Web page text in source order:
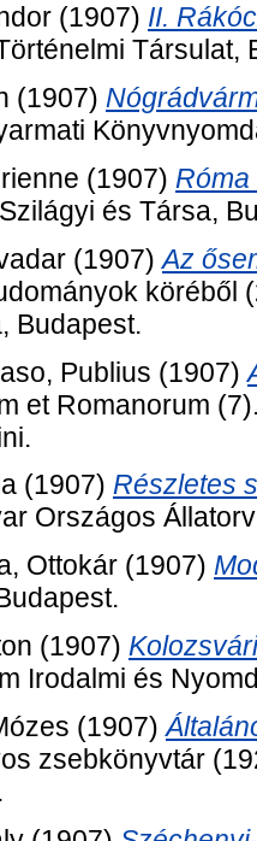
(1907) II.
Társulat,
(1907)
(1907)
és Társa,
(1907)Az
köréből
Budapest.
Publius (1907)
et Romanorum
(1907) Részletes
Országos
Ottokár (1907)
(1907)
Irodalmi és
(1907)
zsebkönyvtár